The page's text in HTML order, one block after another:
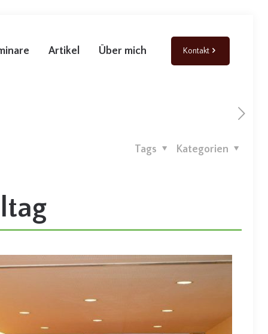
Artikel Über mich Kontakt
Kategorien
Tags